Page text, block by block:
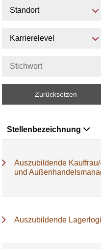
Standort
Karrierelevel
Zurücksetzen
Stellenbezeichnung
Auszubildende
und
Auszubildende